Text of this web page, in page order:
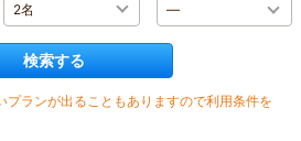
―
検索する
プランが出ることもありますので利用条件を